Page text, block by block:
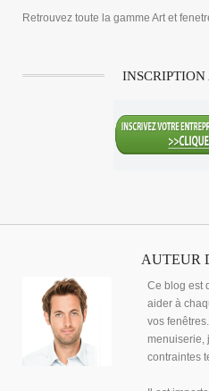
Retrouvez toute la gamme Art et
AUTEUR
Ce blog est
aider à
vos
menuiserie,
contraintes